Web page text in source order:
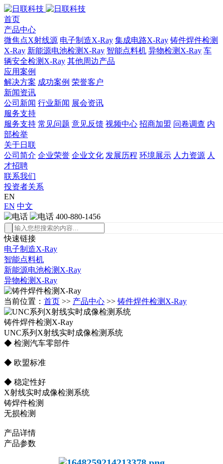
首页
产品中心
微焦点X射线源 电子制造X-Ray 集成电路X-Ray 铸件焊件检测
X-Ray 新能源电池检测X-Ray 智能点料机 异物检测X-Ray 车
辆安全检测X-Ray 其他周边产品
应用案例
解决方案 成功案例 荣誉客户
新闻资讯
公司新闻 行业新闻 展会资讯
服务支持
服务支持 常见问题 意见反馈 视频中心 招商加盟 问卷调查 内
部检举
关于日联
公司简介 企业荣誉 企业文化 发展历程 环境展示 人力资源 人
才招聘
联系我们
投资者关系
EN
EN 中文
400-880-1456
快速链接
电子制造X-Ray
智能点料机
新能源电池检测X-Ray
异物检测X-Ray
当前位置： 首页 >> 产品中心 >> 铸件焊件检测X-Ray
铸件焊件检测X-Ray
UNC系列X射线实时成像检测系统
◆ 检测汽车零部件
◆ 欧盟标准
◆ 稳定性好
X射线实时成像检测系统
铸焊件检测
无损检测
产品详情
产品参数